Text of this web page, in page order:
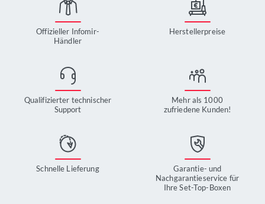
Offizieller Infomir-
Händler
Herstellerpreise
Qualifizierter technischer
Support
Mehr als 1000
zufriedene Kunden!
Schnelle Lieferung
Garantie- und
Nachgarantieservice für
Ihre Set-Top-Boxen